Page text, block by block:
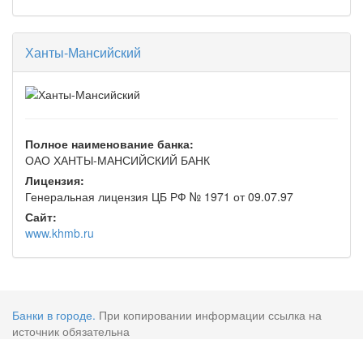
Ханты-Мансийский
Полное наименование банка:
ОАО ХАНТЫ-МАНСИЙСКИЙ БАНК
Лицензия:
Генеральная лицензия ЦБ РФ № 1971 от 09.07.97
Сайт:
www.khmb.ru
Банки в городе. При копировании информации ссылка на
источник обязательна